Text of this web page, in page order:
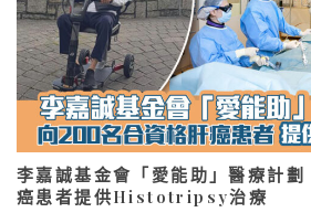
李嘉誠基金會「愛能助」醫療計
癌患者提供Histotripsy治療